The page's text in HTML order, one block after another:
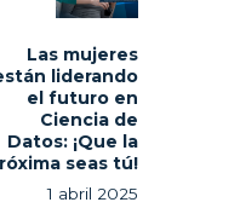
Las mujeres
liderando
el futuro en
Ciencia de
Datos: ¡Que la
seas tú!
1 abril 2025